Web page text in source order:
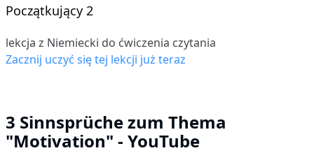
Początkujący 2
lekcja z Niemiecki do ćwiczenia czytania
Zacznij uczyć się tej lekcji już teraz
3 Sinnsprüche zum Thema
"Motivation" - YouTube